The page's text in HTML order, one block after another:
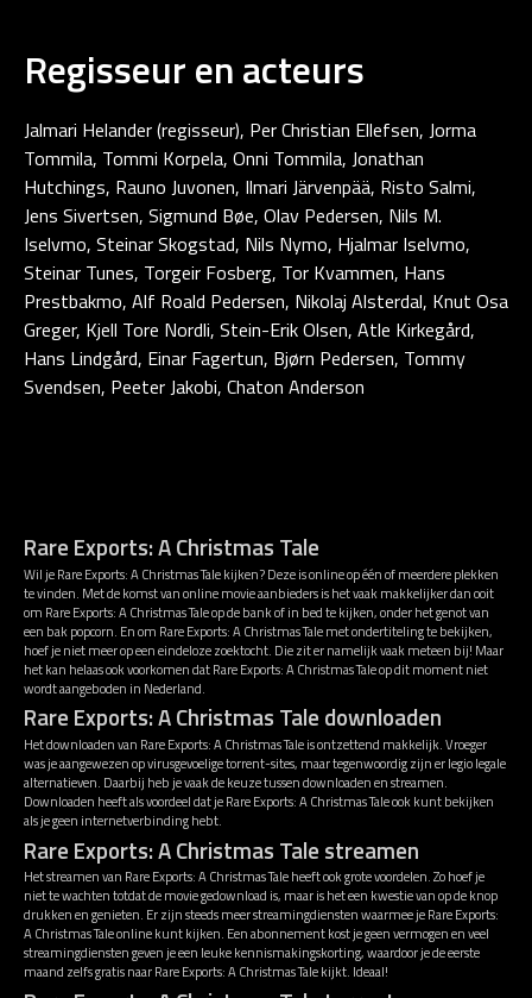
Regisseur en acteurs
Jalmari Helander (regisseur), Per Christian Ellefsen, Jorma
Tommila, Tommi Korpela, Onni Tommila, Jonathan
Hutchings, Rauno Juvonen, Ilmari Järvenpää, Risto Salmi,
Jens Sivertsen, Sigmund Bøe, Olav Pedersen, Nils M.
Iselvmo, Steinar Skogstad, Nils Nymo, Hjalmar Iselvmo,
Steinar Tunes, Torgeir Fosberg, Tor Kvammen, Hans
Prestbakmo, Alf Roald Pedersen, Nikolaj Alsterdal, Knut Osa
Greger, Kjell Tore Nordli, Stein-Erik Olsen, Atle Kirkegård,
Hans Lindgård, Einar Fagertun, Bjørn Pedersen, Tommy
Svendsen, Peeter Jakobi, Chaton Anderson
Rare Exports: A Christmas Tale
Wil je Rare Exports: A Christmas Tale kijken? Deze is online op één of meerdere plekken
te vinden. Met de komst van online movie aanbieders is het vaak makkelijker dan ooit
om Rare Exports: A Christmas Tale op de bank of in bed te kijken, onder het genot van
een bak popcorn. En om Rare Exports: A Christmas Tale met ondertiteling te bekijken,
hoef je niet meer op een eindeloze zoektocht. Die zit er namelijk vaak meteen bij! Maar
het kan helaas ook voorkomen dat Rare Exports: A Christmas Tale op dit moment niet
wordt aangeboden in Nederland.
Rare Exports: A Christmas Tale downloaden
Het downloaden van Rare Exports: A Christmas Tale is ontzettend makkelijk. Vroeger
was je aangewezen op virusgevoelige torrent-sites, maar tegenwoordig zijn er legio legale
alternatieven. Daarbij heb je vaak de keuze tussen downloaden en streamen.
Downloaden heeft als voordeel dat je Rare Exports: A Christmas Tale ook kunt bekijken
als je geen internetverbinding hebt.
Rare Exports: A Christmas Tale streamen
Het streamen van Rare Exports: A Christmas Tale heeft ook grote voordelen. Zo hoef je
niet te wachten totdat de movie gedownload is, maar is het een kwestie van op de knop
drukken en genieten. Er zijn steeds meer streamingdiensten waarmee je Rare Exports:
A Christmas Tale online kunt kijken. Een abonnement kost je geen vermogen en veel
streamingdiensten geven je een leuke kennismakingskorting, waardoor je de eerste
maand zelfs gratis naar Rare Exports: A Christmas Tale kijkt. Ideaal!